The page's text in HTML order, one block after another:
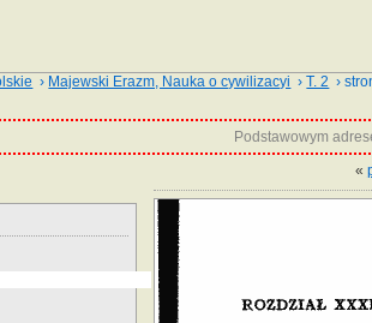
› Majewski Erazm, Nauka o cywilizacyi ›T. 2 ›
Podstawowym
«